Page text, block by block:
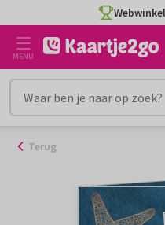
naar
inhoud
MENU
Terug